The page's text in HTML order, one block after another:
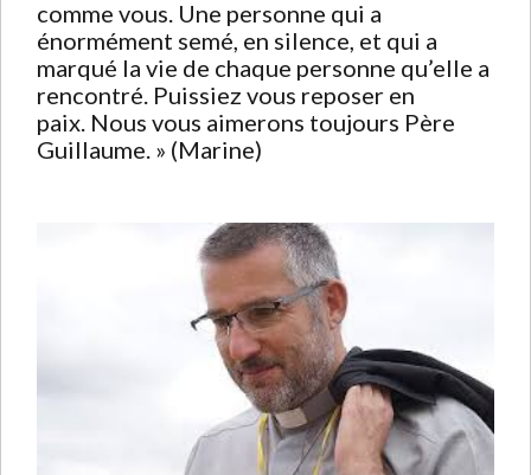
comme vous. Une personne qui a
énormément semé, en silence, et qui a
marqué la vie de chaque personne qu’elle a
rencontré. Puissiez vous reposer en
paix. Nous vous aimerons toujours Père
Guillaume. » (Marine)